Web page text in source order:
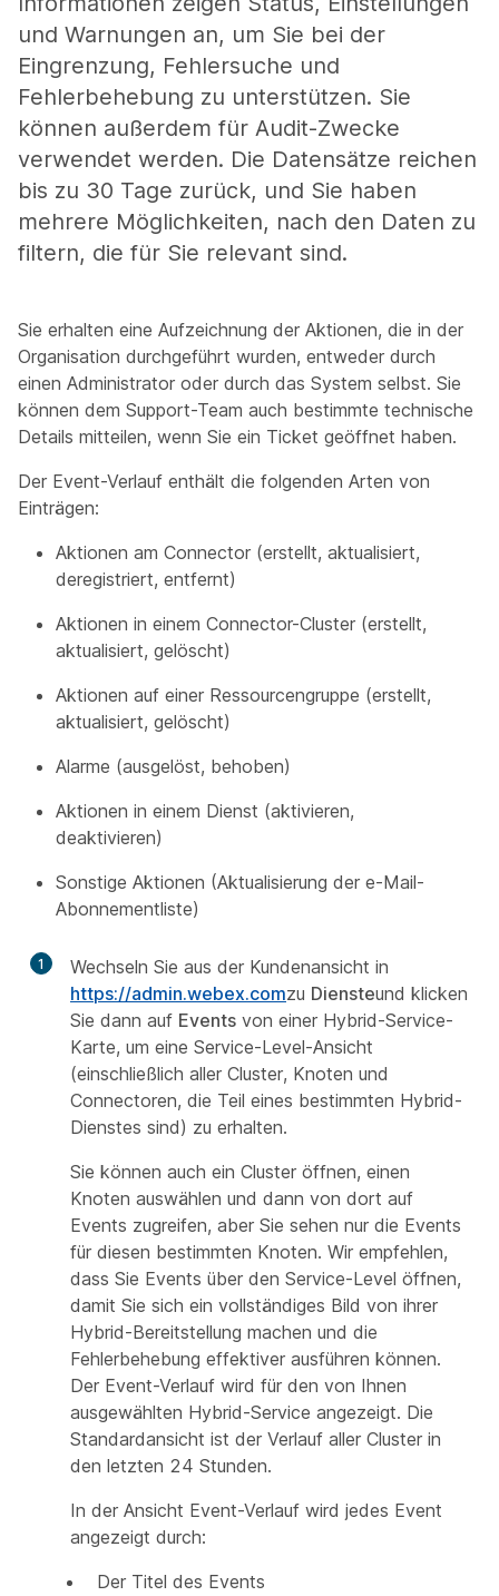
und Warnungen an, um Sie bei der
Eingrenzung, Fehlersuche und
Fehlerbehebung zu unterstützen. Sie
können außerdem für Audit-Zwecke
verwendet werden. Die Datensätze reichen
bis zu 30 Tage zurück, und Sie haben
mehrere Möglichkeiten, nach den Daten zu
filtern, die für Sie relevant sind.
Sie erhalten eine Aufzeichnung der Aktionen, die in der
Organisation durchgeführt wurden, entweder durch
einen Administrator oder durch das System selbst. Sie
können dem Support-Team auch bestimmte technische
Details mitteilen, wenn Sie ein Ticket geöffnet haben.
Der Event-Verlauf enthält die folgenden Arten von
Einträgen:
Aktionen am Connector (erstellt, aktualisiert,
deregistriert, entfernt)
Aktionen in einem Connector-Cluster (erstellt,
aktualisiert, gelöscht)
Aktionen auf einer Ressourcengruppe (erstellt,
aktualisiert, gelöscht)
Alarme (ausgelöst, behoben)
Aktionen in einem Dienst (aktivieren,
deaktivieren)
Sonstige Aktionen (Aktualisierung der e-Mail-
Abonnementliste)
1
Wechseln Sie aus der Kundenansicht in
https://admin.webex.comzu Diensteund klicken
Sie dann auf Events von einer Hybrid-Service-
Karte, um eine Service-Level-Ansicht
(einschließlich aller Cluster, Knoten und
Connectoren, die Teil eines bestimmten Hybrid-
Dienstes sind) zu erhalten.
Sie können auch ein Cluster öffnen, einen
Knoten auswählen und dann von dort auf
Events zugreifen, aber Sie sehen nur die Events
für diesen bestimmten Knoten. Wir empfehlen,
dass Sie Events über den Service-Level öffnen,
damit Sie sich ein vollständiges Bild von ihrer
Hybrid-Bereitstellung machen und die
Fehlerbehebung effektiver ausführen können.
Der Event-Verlauf wird für den von Ihnen
ausgewählten Hybrid-Service angezeigt. Die
Standardansicht ist der Verlauf aller Cluster in
den letzten 24 Stunden.
In der Ansicht Event-Verlauf wird jedes Event
angezeigt durch:
Der Titel des Events